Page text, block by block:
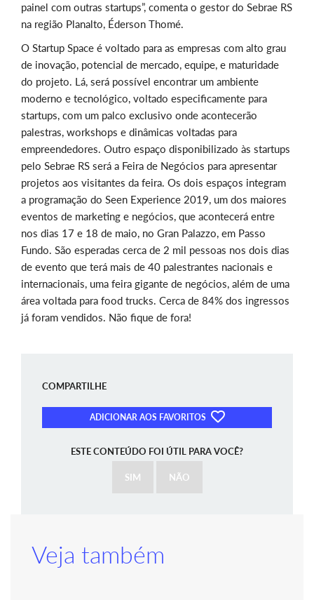
painel com outras startups”, comenta o gestor do Sebrae RS
na região Planalto, Éderson Thomé.
O Startup Space é voltado para as empresas com alto grau
de inovação, potencial de mercado, equipe, e maturidade
do projeto. Lá, será possível encontrar um ambiente
moderno e tecnológico, voltado especificamente para
startups, com um palco exclusivo onde acontecerão
palestras, workshops e dinâmicas voltadas para
empreendedores. Outro espaço disponibilizado às startups
pelo Sebrae RS será a Feira de Negócios para apresentar
projetos aos visitantes da feira. Os dois espaços integram
a programação do Seen Experience 2019, um dos maiores
eventos de marketing e negócios, que acontecerá entre
nos dias 17 e 18 de maio, no Gran Palazzo, em Passo
Fundo. São esperadas cerca de 2 mil pessoas nos dois dias
de evento que terá mais de 40 palestrantes nacionais e
internacionais, uma feira gigante de negócios, além de uma
área voltada para food trucks. Cerca de 84% dos ingressos
já foram vendidos. Não fique de fora!
COMPARTILHE
ADICIONAR AOS FAVORITOS
ESTE CONTEÚDO FOI ÚTIL PARA VOCÊ?
SIM NÃO
Veja também